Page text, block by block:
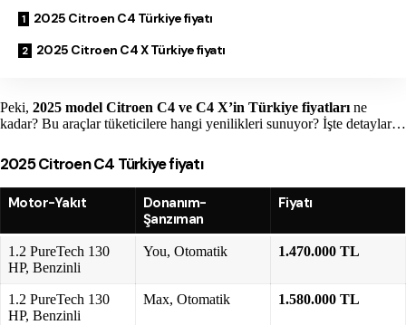
2025 Citroen C4 Türkiye fiyatı
2025 Citroen C4 X Türkiye fiyatı
Peki, 2025 model Citroen C4 ve C4 X’in Türkiye fiyatları ne
kadar? Bu araçlar tüketicilere hangi yenilikleri sunuyor? İşte detaylar…
2025 Citroen C4 Türkiye fiyatı
Motor-Yakıt
Donanım-
Şanzıman
Fiyatı
1.2 PureTech 130
HP, Benzinli
You, Otomatik 1.470.000 TL
1.2 PureTech 130
HP, Benzinli
Max, Otomatik 1.580.000 TL